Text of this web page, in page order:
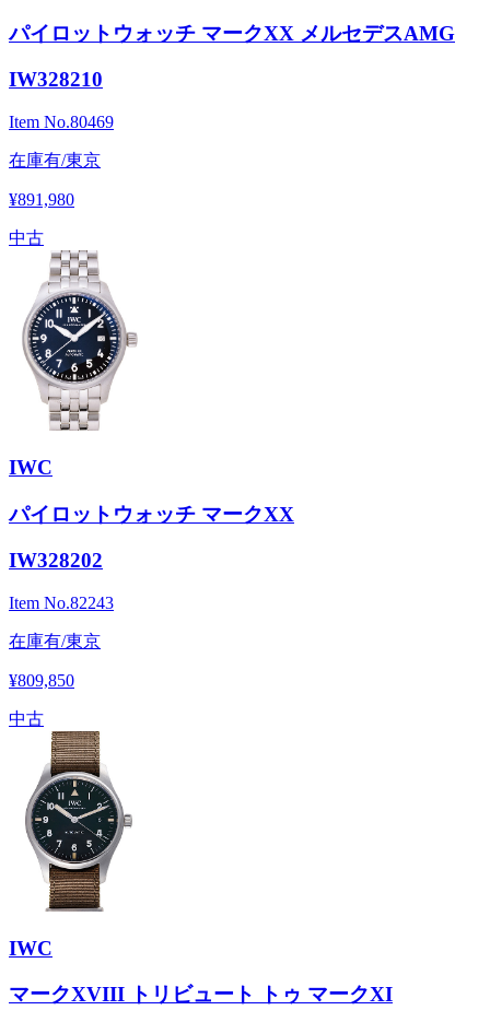
パイロットウォッチ マークXX メルセデスAMG
IW328210
Item No.80469
在庫有/東京
¥891,980
中古
IWC
パイロットウォッチ マークXX
IW328202
Item No.82243
在庫有/東京
¥809,850
中古
IWC
マークXVIII トリビュート トゥ マークXI